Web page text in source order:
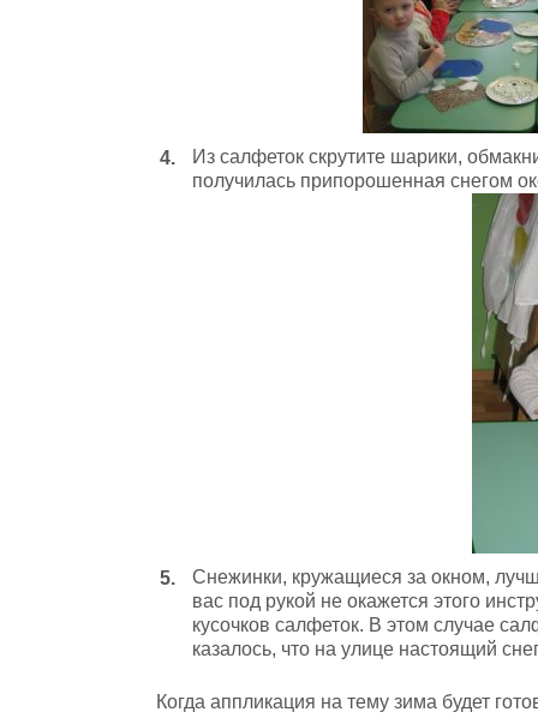
Из салфеток скрутите шарики,
получилась припорошенная снегом
Снежинки, кружащиеся за окном,
вас под рукой не окажется этого
кусочков салфеток. В этом случае
казалось, что на улице настоящий
Когда аппликация на тему зима будет